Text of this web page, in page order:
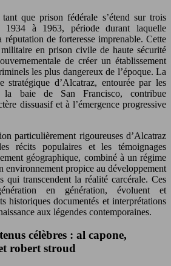
que prison fédérale s’étend sur trois
1934 à 1963, période durant laquelle
réputation de forteresse imprenable. Cette
en prison civile de haute sécurité
de créer un établissement
les plus dangereux de l’époque. La
stratégique d’Alcatraz, entourée par les
la baie de San Francisco, contribue
dissuasif et à l’émergence progressive
particulièrement rigoureuses d’Alcatraz
récits populaires et les témoignages
géographique, combiné à un régime
environnement propice au développement
qui transcendent la réalité carcérale. Ces
en génération, évoluent et
historiques documentés et interprétations
aux légendes contemporaines.
célèbres : al capone,
robert stroud